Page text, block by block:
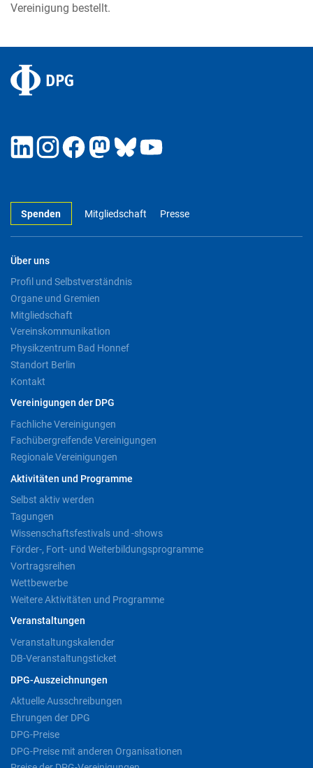
Vereinigung bestellt.
Spenden Mitgliedschaft Presse
Über uns
Profil und Selbstverständnis
Organe und Gremien
Mitgliedschaft
Vereinskommunikation
Physikzentrum Bad Honnef
Standort Berlin
Kontakt
Vereinigungen der DPG
Fachliche Vereinigungen
Fachübergreifende Vereinigungen
Regionale Vereinigungen
Aktivitäten und Programme
Selbst aktiv werden
Tagungen
Wissenschaftsfestivals und -shows
Förder-, Fort- und Weiterbildungsprogramme
Vortragsreihen
Wettbewerbe
Weitere Aktivitäten und Programme
Veranstaltungen
Veranstaltungskalender
DB-Veranstaltungsticket
DPG-Auszeichnungen
Aktuelle Ausschreibungen
Ehrungen der DPG
DPG-Preise
DPG-Preise mit anderen Organisationen